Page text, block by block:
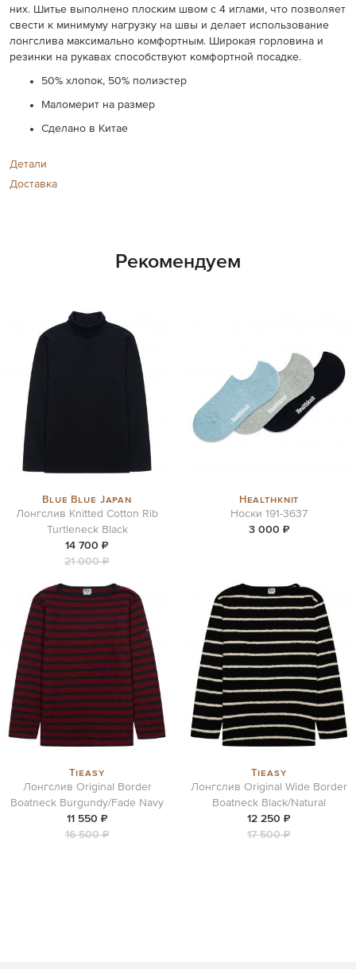
них. Шитье выполнено плоским швом с 4 иглами, что позволяет
свести к минимуму нагрузку на швы и делает использование
лонгслива максимально комфортным. Широкая горловина и
резинки на рукавах способствуют комфортной посадке.
50% хлопок, 50% полиэстер
Маломерит на размер
Сделано в Китае
Детали
Доставка
Рекомендуем
Blue Blue Japan
Лонгслив Knitted Cotton Rib
Turtleneck Black
14 700 ₽
21 000 ₽
Healthknit
Носки 191-3637
3 000 ₽
Tieasy
Лонгслив Original Border
Boatneck Burgundy/Fade Navy
11 550 ₽
16 500 ₽
Tieasy
Лонгслив Original Wide Border
Boatneck Black/Natural
12 250 ₽
17 500 ₽